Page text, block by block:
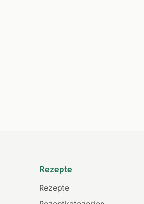
Rezepte
Rezepte